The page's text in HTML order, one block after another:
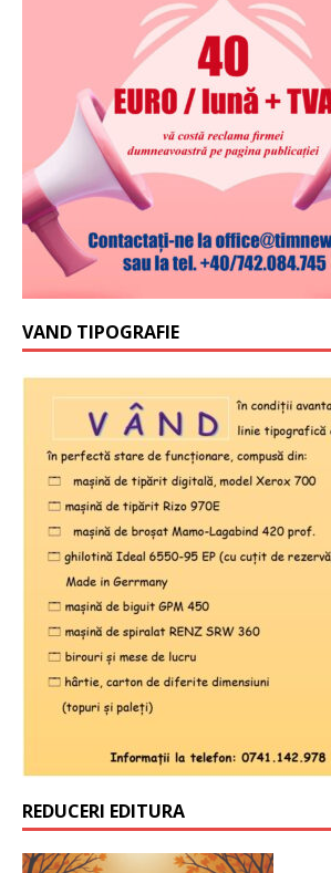
VAND TIPOGRAFIE
REDUCERI EDITURA